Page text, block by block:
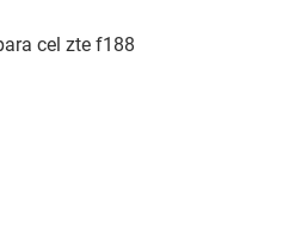
cel zte f188